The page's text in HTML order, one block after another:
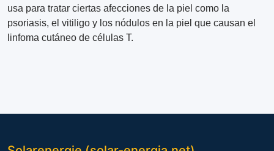
usa para tratar ciertas afecciones de la piel como la
psoriasis, el vitiligo y los nódulos en la piel que causan el
linfoma cutáneo de células T.